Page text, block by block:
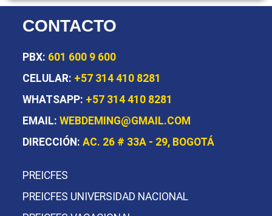
CONTACTO
PBX: 601 600 9 600
CELULAR: +57 314 410 8281
WHATSAPP: +57 314 410 8281
EMAIL: WEBDEMING@GMAIL.COM
DIRECCIÓN: AC. 26 # 33A - 29, BOGOTÁ
PREICFES
PREICFES UNIVERSIDAD NACIONAL